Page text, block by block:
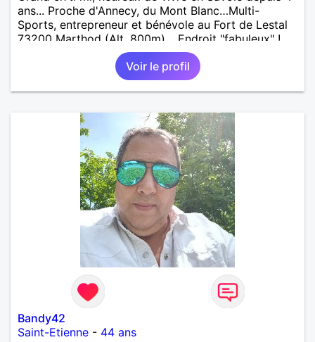
ans... Proche d'Annecy, du Mont Blanc…Multi-
Sports, entrepreneur et bénévole au Fort de Lestal
73200 Marthod (Alt. 800m)… Endroit "fabuleux" !…
Enquêtes et tu me trouveras !
Voir le profil
Bandy42
Saint-Etienne - 44 ans